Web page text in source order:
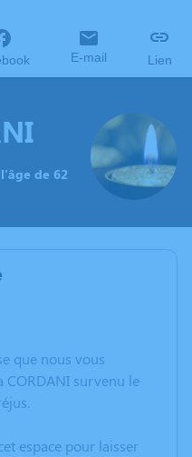
E-mail Lien
de 62
que nous vous
CORDANI survenu le
espace pour laisser